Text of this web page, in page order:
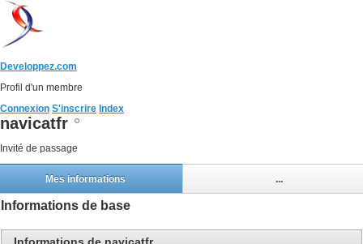
Developpez.com
Profil d'un membre
Connexion S'inscrire Index
navicatfr
Invité de passage
Mes informations ...
Informations de base